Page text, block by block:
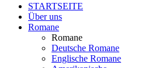
STARTSEITE
Über uns
Romane
Romane
Deutsche Romane
Englische Romane